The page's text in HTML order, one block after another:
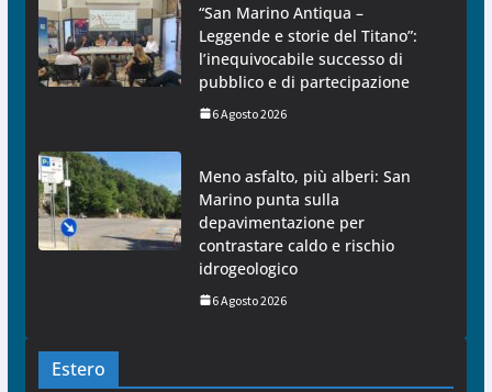
“San Marino Antiqua –
Leggende e storie del Titano”:
l’inequivocabile successo di
pubblico e di partecipazione
6 Agosto 2026
Meno asfalto, più alberi: San
Marino punta sulla
depavimentazione per
contrastare caldo e rischio
idrogeologico
6 Agosto 2026
Estero